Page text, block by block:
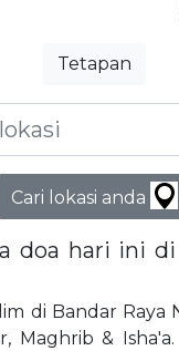
Tetapan
Cari lokasi anda
doa hari ini di
di Bandar Raya
Maghrib &